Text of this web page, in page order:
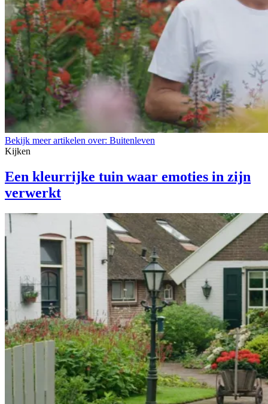
Bekijk meer artikelen over: Buitenleven
Kijken
Een kleurrijke tuin waar emoties in zijn
verwerkt